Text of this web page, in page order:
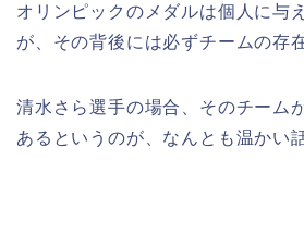
オリンピックのメダルは個人に与
が、その背後には必ずチームの存
清水さら選手の場合、そのチーム
あるというのが、なんとも温かい